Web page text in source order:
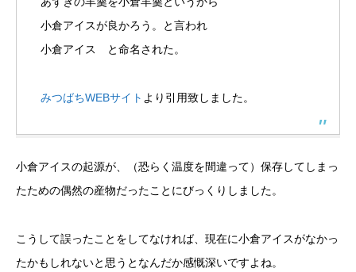
小倉アイスが良かろう。と言われ
小倉アイス と命名された。
みつばちWEBサイト より引用致しました。
小倉アイスの起源が、（恐らく温度を間違って）保存してしまっ
たための偶然の産物だったことにびっくりしました。
こうして誤ったことをしてなければ、現在に小倉アイスがなかっ
たかもしれないと思うとなんだか感慨深いですよね。